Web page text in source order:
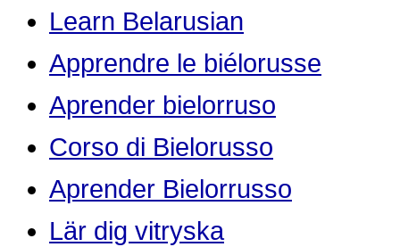
Learn Belarusian
Apprendre le biélorusse
Aprender bielorruso
Corso di Bielorusso
Aprender Bielorrusso
Lär dig vitryska